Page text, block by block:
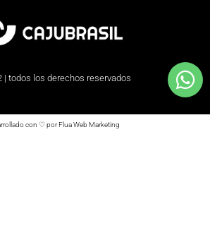
| todos los derechos reservados
con ♡ por Flua Web Marketing